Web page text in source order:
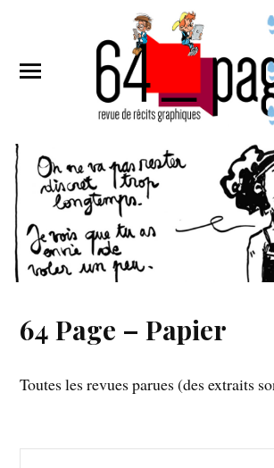
64 Page – Papier
Toutes les revues parues (des extraits